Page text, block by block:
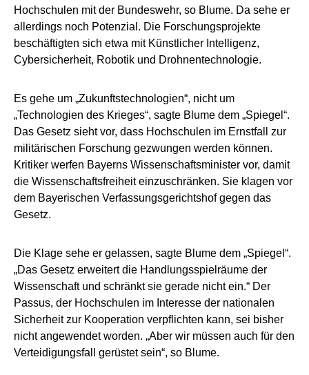
Hochschulen mit der Bundeswehr, so Blume. Da sehe er
allerdings noch Potenzial. Die Forschungsprojekte
beschäftigten sich etwa mit Künstlicher Intelligenz,
Cybersicherheit, Robotik und Drohnentechnologie.
Es gehe um „Zukunftstechnologien“, nicht um
„Technologien des Krieges“, sagte Blume dem „Spiegel“.
Das Gesetz sieht vor, dass Hochschulen im Ernstfall zur
militärischen Forschung gezwungen werden können.
Kritiker werfen Bayerns Wissenschaftsminister vor, damit
die Wissenschaftsfreiheit einzuschränken. Sie klagen vor
dem Bayerischen Verfassungsgerichtshof gegen das
Gesetz.
Die Klage sehe er gelassen, sagte Blume dem „Spiegel“.
„Das Gesetz erweitert die Handlungsspielräume der
Wissenschaft und schränkt sie gerade nicht ein.“ Der
Passus, der Hochschulen im Interesse der nationalen
Sicherheit zur Kooperation verpflichten kann, sei bisher
nicht angewendet worden. „Aber wir müssen auch für den
Verteidigungsfall gerüstet sein“, so Blume.